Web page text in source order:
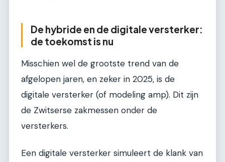
De hybride en de digitale versterker:
de toekomst is nu
Misschien wel de grootste trend van de
afgelopen jaren, en zeker in 2025, is de
digitale versterker (of modeling amp). Dit zijn
de Zwitserse zakmessen onder de
versterkers.
Een digitale versterker simuleert de klank van